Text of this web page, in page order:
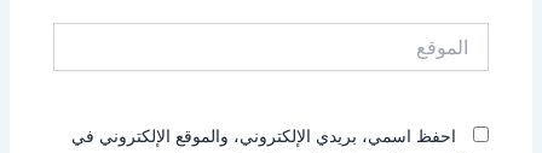
احفظ اسمي، بريدي الإلكتروني، والموقع الإلكتروني في